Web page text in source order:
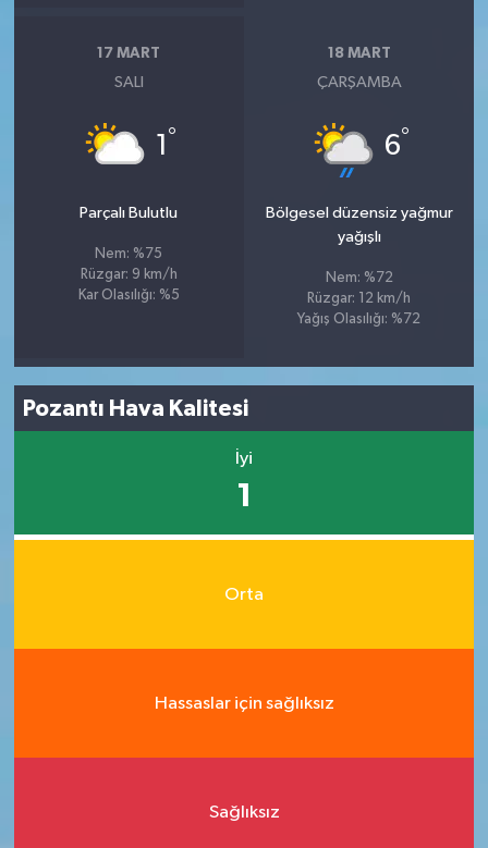
17 MART
SALI
1 °
Parçalı Bulutlu
Nem: %75
Rüzgar: 9 km/h
Kar Olasılığı: %5
18 MART
ÇARŞAMBA
6°
Bölgesel düzensiz yağmur
yağışlı
Nem: %72
Rüzgar: 12 km/h
Yağış Olasılığı: %72
Pozantı Hava Kalitesi
İyi
1
Orta
Hassaslar için sağlıksız
Sağlıksız